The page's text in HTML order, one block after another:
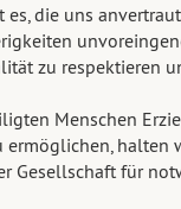
die uns
zu respektieren
Menschen
halten
Gesellschaft für